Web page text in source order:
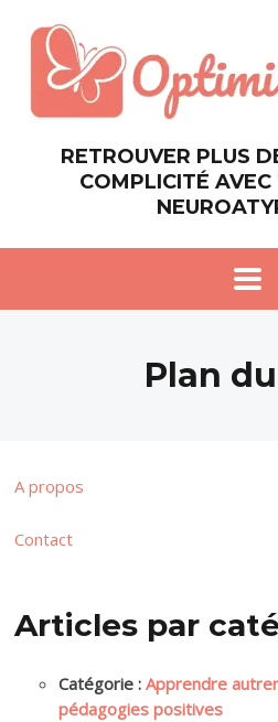
RETROUVER PLUS
COMPLICITÉ
Plan
A propos
Contact
Articles par
Catégorie :Apprendre
pédagogies positives